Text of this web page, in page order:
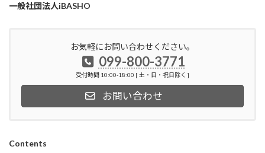
一般社団法人iBASHO
お気軽にお問い合わせください。
099-800-3771
受付時間 10:00-18:00 [ 土・日・祝日除く ]
お問い合わせ
Contents